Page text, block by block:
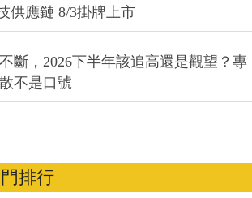
供應鏈 8/3掛牌上市
斷，2026下半年該追高還是觀望？專
不是口號
排行